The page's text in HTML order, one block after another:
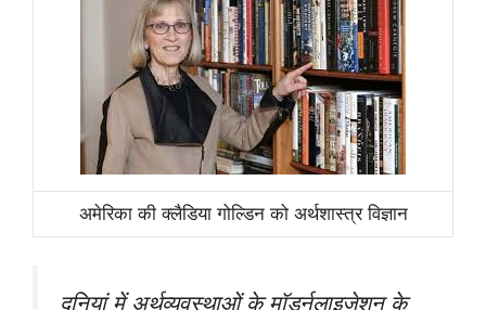
अमेरिका की क्लैडिया गोल्डिन को अर्थशास्त्र विज्ञान
दुनियां में अर्थव्यवस्थाओं के मॉडर्नलाइजेशन के